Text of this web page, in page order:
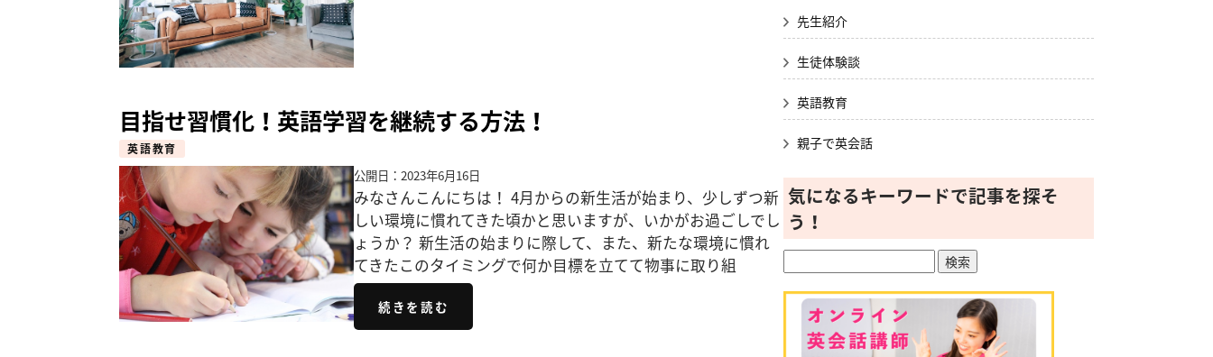
目指せ習慣化！英語学習を継続する方法！
英語教育
公開日：2023年6月16日
みなさんこんにちは！ 4月からの新生活が始まり、少しずつ新
しい環境に慣れてきた頃かと思いますが、いかがお過ごしでし
ょうか？ 新生活の始まりに際して、また、新たな環境に慣れ
てきたこのタイミングで何か目標を立てて物事に取り組
続きを読む
先生紹介
生徒体験談
英語教育
親子で英会話
気になるキーワードで記事を探そ
う！